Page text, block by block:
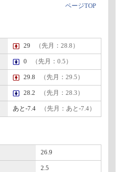
ページTOP
29 （先月：28.8）
0 （先月：0.5）
29.8 （先月：29.5）
28.2 （先月：28.3）
あと-7.4 （先月：あと-7.4）
26.9
2.5